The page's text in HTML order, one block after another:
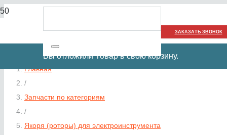
ЗАКАЗАТЬ ЗВОНОК
Вы отложилиТоварв свою корзину.
Главная
/
Запчасти по категориям
/
Якоря (роторы) для электроинструмента